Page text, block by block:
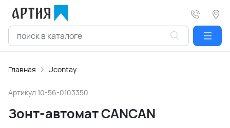
Главная Ucontay
Артикул 10-56-0103350
Зонт-автомат CANCAN